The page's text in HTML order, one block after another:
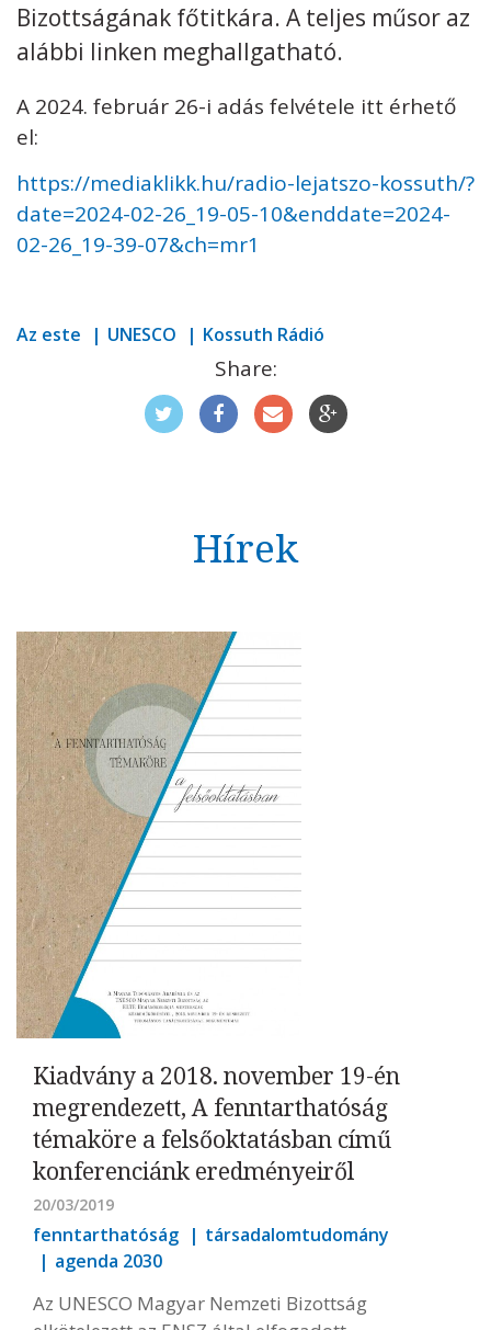
Bizottságának főtitkára. A teljes műsor az
alábbi linken meghallgatható.
A 2024. február 26-i adás felvétele itt érhető
el:
https://mediaklikk.hu/radio-lejatszo-kossuth/?
date=2024-02-26_19-05-10&enddate=2024-
02-26_19-39-07&ch=mr1
Az este UNESCO Kossuth Rádió
Share:
Hírek
Kiadvány a 2018. november 19-én
megrendezett, A fenntarthatóság
témaköre a felsőoktatásban című
konferenciánk eredményeiről
20/03/2019
fenntarthatóság
társadalomtudomány
agenda 2030
Az UNESCO Magyar Nemzeti Bizottság